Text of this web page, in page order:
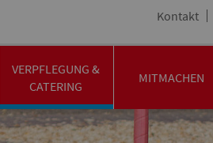
Kontakt
VERPFLEGUNG &
CATERING
MITMACHEN